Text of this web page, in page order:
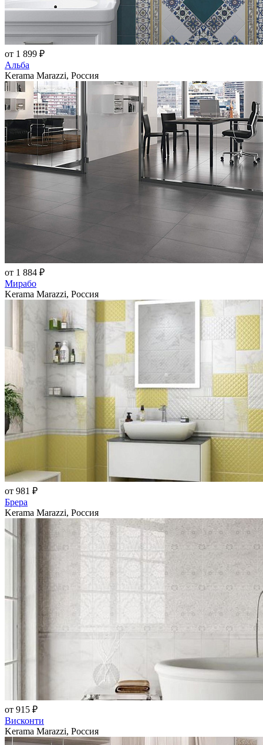
от 1 899 ₽
Альба
Kerama Marazzi, Россия
от 1 884 ₽
Мирабо
Kerama Marazzi, Россия
от 981 ₽
Брера
Kerama Marazzi, Россия
от 915 ₽
Висконти
Kerama Marazzi, Россия